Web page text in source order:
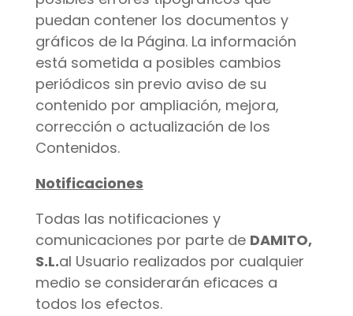
puedan contener los documentos y
gráficos de la Página. La información
está sometida a posibles cambios
periódicos sin previo aviso de su
contenido por ampliación, mejora,
corrección o actualización de los
Contenidos.
Notificaciones
Todas las notificaciones y
comunicaciones por parte de DAMITO,
S.L.al Usuario realizados por cualquier
medio se considerarán eficaces a
todos los efectos.